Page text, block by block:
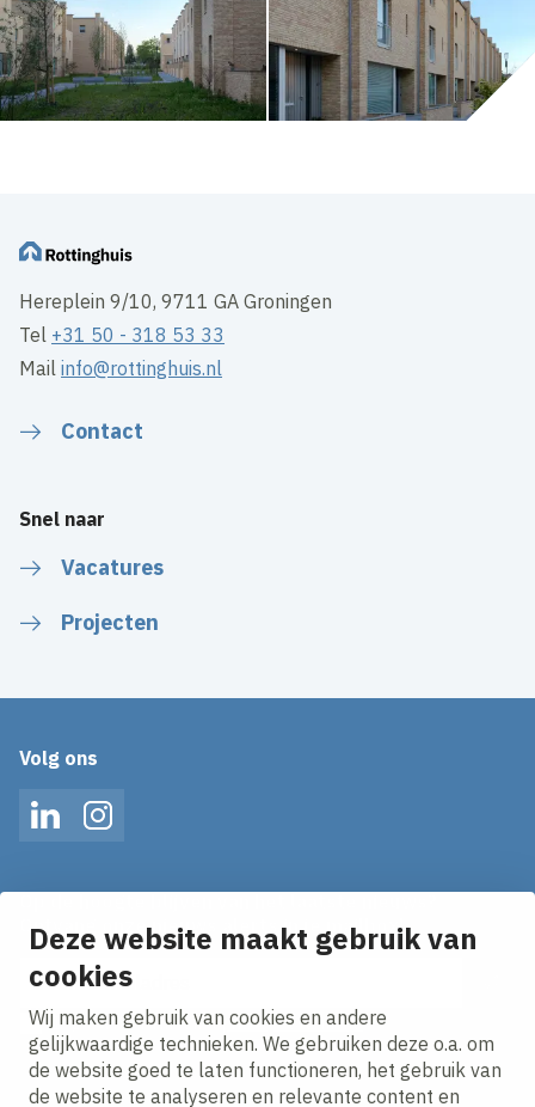
Deze website maakt gebruik van
cookies
Wij maken gebruik van cookies en andere
gelijkwaardige technieken. We gebruiken deze o.a. om
de website goed te laten functioneren, het gebruik van
de website te analyseren en relevante content en
Hereplein 9/10, 9711 GA Groningen
Tel +31 50 - 318 53 33
Mailinfo@rottinghuis.nl
Contact
Snel naar
Vacatures
Projecten
Volg ons
LinkedInInstagram
Ontvang onze nieuws alerts in je mailbox!
E-mailadres
Ik ga akkoord met hetprivacy statement.